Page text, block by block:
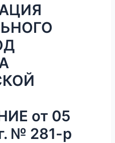
от 05
№ 281-р